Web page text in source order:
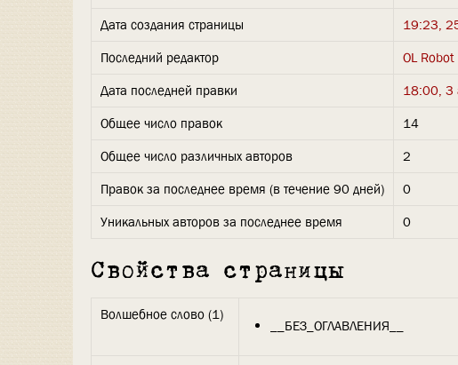
Дата создания страницы
19:23,
Последний редактор
OL Robot
Дата последней правки
18:00, 3
Общее число правок
14
Общее число различных авторов
2
Правок за последнее время (в течение 90 дней)
0
Уникальных авторов за последнее время
0
Свойства страницы
Волшебное слово (1)
__БЕЗ_ОГЛАВЛЕНИЯ__